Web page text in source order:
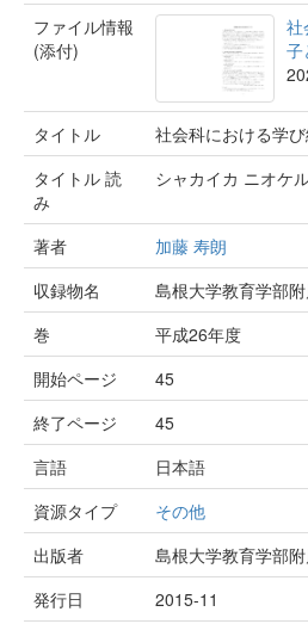
ファイル情報
(添付)
社
子
タイトル
社会科における学
タイトル 読
み
シャカイカ ニオケ
著者
加藤 寿朗
収録物名
島根大学教育学部
巻
平成26年度
開始ページ
45
終了ページ
45
言語
日本語
資源タイプ
その他
出版者
島根大学教育学部
発行日
2015-11